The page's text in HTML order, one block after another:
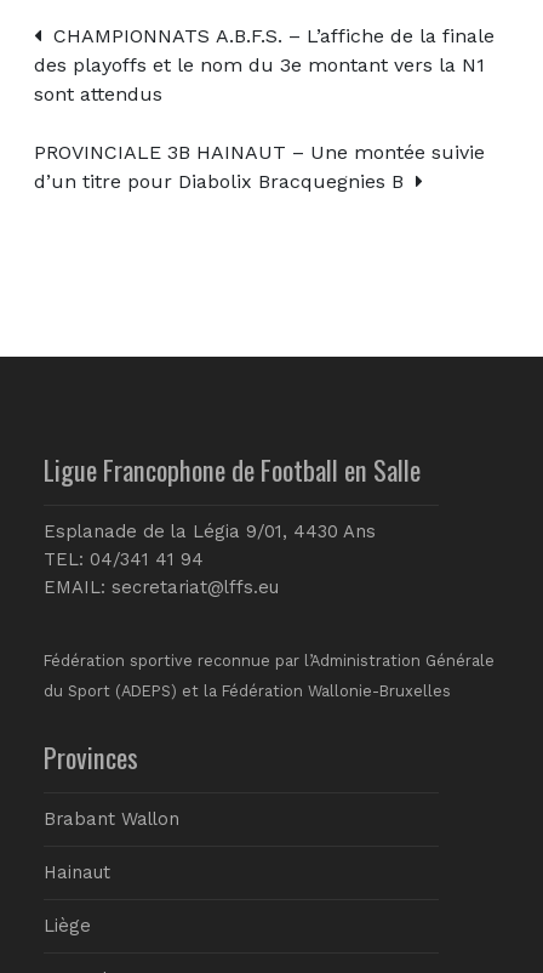
CHAMPIONNATS A.B.F.S. – L’affiche de la finale
des playoffs et le nom du 3e montant vers la N1
sont attendus
PROVINCIALE 3B HAINAUT – Une montée suivie
d’un titre pour Diabolix Bracquegnies B
Ligue Francophone de Football en Salle
Esplanade de la Légia 9/01, 4430 Ans
TEL: 04/341 41 94
EMAIL: secretariat@lffs.eu
Fédération sportive reconnue par l’Administration Générale
du Sport (ADEPS) et la Fédération Wallonie-Bruxelles
Provinces
Brabant Wallon
Hainaut
Liège